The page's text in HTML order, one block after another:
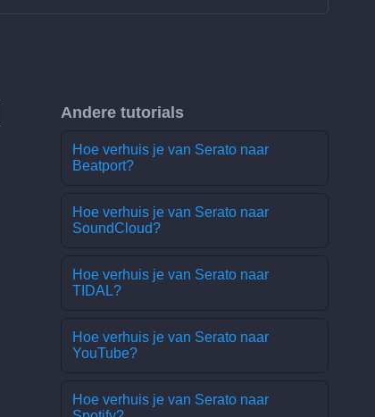
Andere tutorials
Hoe verhuis je van Serato naar
Beatport?
Hoe verhuis je van Serato naar
SoundCloud?
Hoe verhuis je van Serato naar
TIDAL?
Hoe verhuis je van Serato naar
YouTube?
Hoe verhuis je van Serato naar